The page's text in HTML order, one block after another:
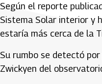
Según el reporte
Sistema Solar interior y
estaría más cerca de la
Su rumbo se detectó
Zwickyen del